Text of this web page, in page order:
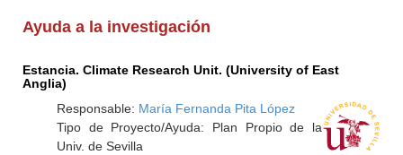
Ayuda a la investigación
Estancia. Climate Research Unit. (University of East
Anglia)
Responsable: María Fernanda Pita López
Tipo de Proyecto/Ayuda: Plan Propio de la
Univ. de Sevilla